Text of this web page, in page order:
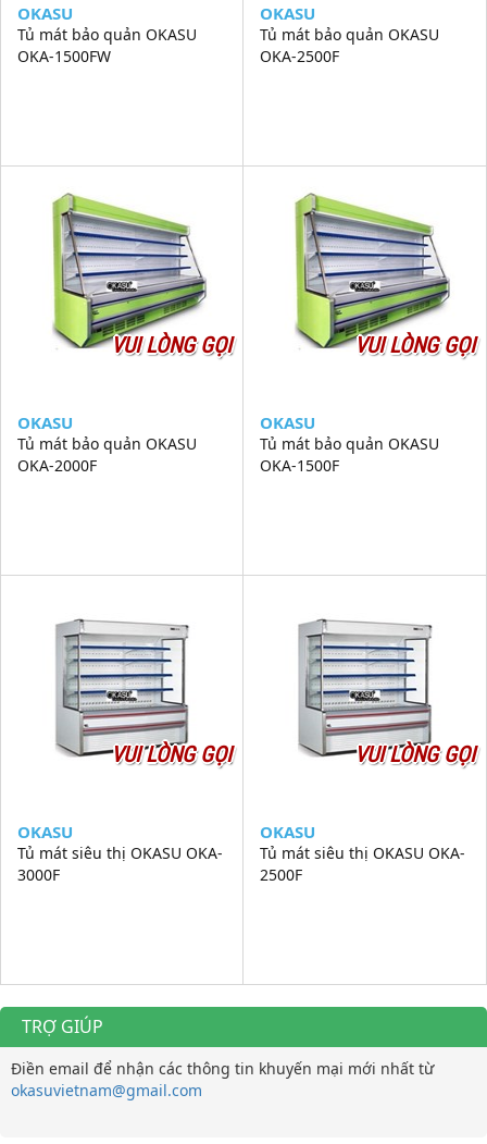
OKASU
Tủ mát bảo quản OKASU
OKA-1500FW
OKASU
Tủ mát bảo quản OKASU
OKA-2500F
VUI LÒNG GỌI
OKASU
Tủ mát bảo quản OKASU
OKA-2000F
VUI LÒNG GỌI
OKASU
Tủ mát bảo quản OKASU
OKA-1500F
VUI LÒNG GỌI
OKASU
Tủ mát siêu thị OKASU OKA-
3000F
VUI LÒNG GỌI
OKASU
Tủ mát siêu thị OKASU OKA-
2500F
TRỢ GIÚP
Điền email để nhận các thông tin khuyến mại mới nhất từ
okasuvietnam@gmail.com